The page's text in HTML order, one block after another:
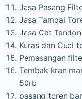
Jasa Pasang
Jasa Tambal
Jasa Cat
Kuras dan Cuci
Pemasangan
Tembak kran
50rb
pasang toren